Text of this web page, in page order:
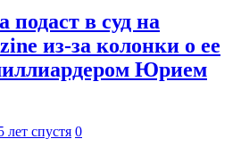
в суд на
из-за колонки о ее
Юрием
лет спустя 0